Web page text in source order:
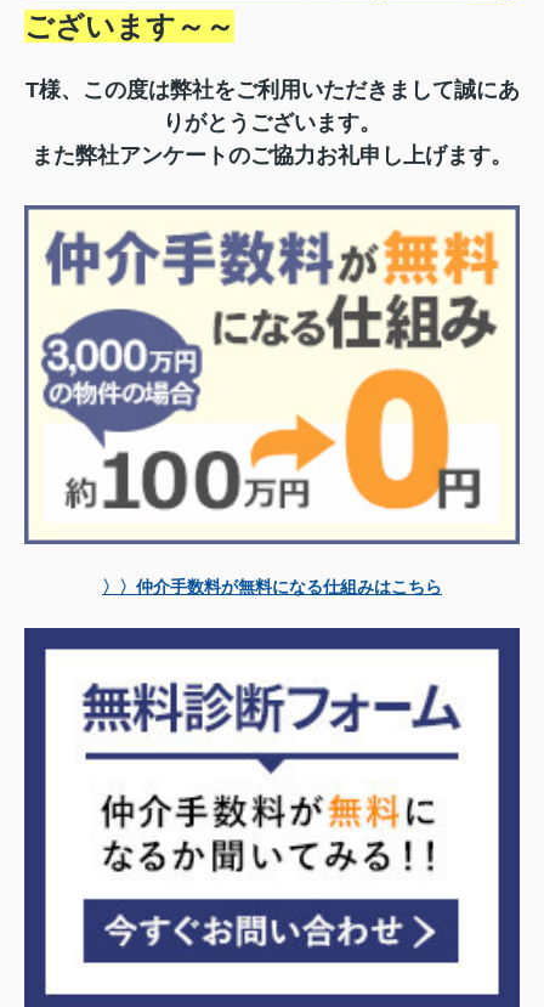
ございます～ ～
T様、この度は弊社をご利用いただきまして誠にあ
りがとうございます。
また弊社アンケートのご協力お礼申し上げます。
〉〉仲介手数料が無料になる仕組みはこちら